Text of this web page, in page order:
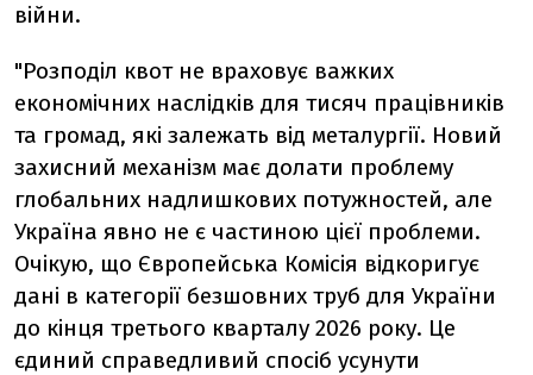
війни.
"Розподіл квот не враховує важких
економічних наслідків для тисяч працівників
та громад, які залежать від металургії. Новий
захисний механізм має долати проблему
глобальних надлишкових потужностей, але
Україна явно не є частиною цієї проблеми.
Очікую, що Європейська Комісія відкоригує
дані в категорії безшовних труб для України
до кінця третього кварталу 2026 року. Це
єдиний справедливий спосіб усунути